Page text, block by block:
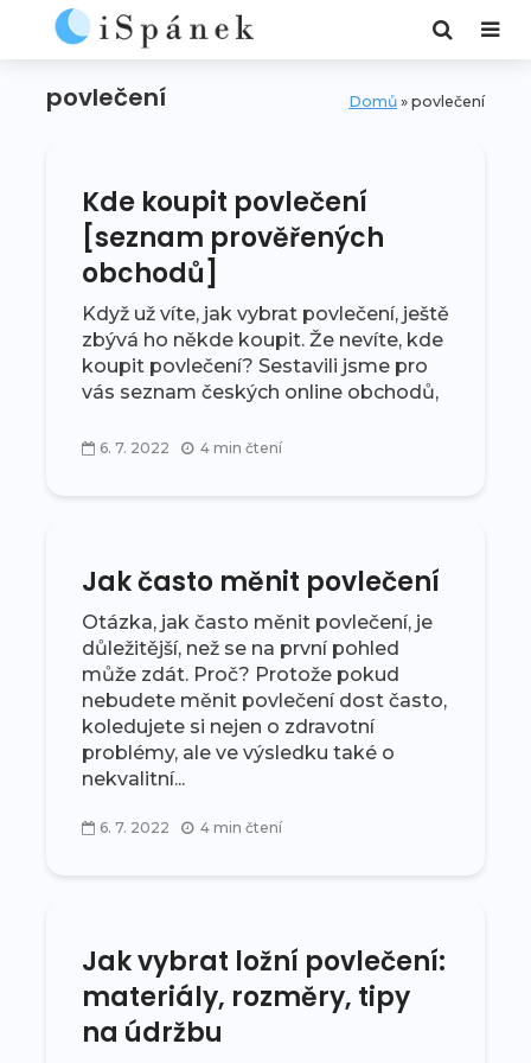
povlečení Domů » povlečení
Kde koupit povlečení
[seznam prověřených
obchodů]
Když už víte, jak vybrat povlečení, ještě
zbývá ho někde koupit. Že nevíte, kde
koupit povlečení? Sestavili jsme pro
vás seznam českých online obchodů,
širokého sortimentu. Jedná se...
6. 7. 2022 4 min čtení
Jak často měnit povlečení
Otázka, jak často měnit povlečení, je
důležitější, než se na první pohled
může zdát. Proč? Protože pokud
nebudete měnit povlečení dost často,
koledujete si nejen o zdravotní
problémy, ale ve výsledku také o
nekvalitní...
6. 7. 2022 4 min čtení
Jak vybrat ložní povlečení:
materiály, rozměry, tipy
na údržbu